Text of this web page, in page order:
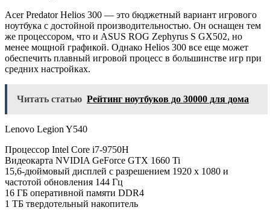
Acer Predator Helios 300 — это бюджетный вариант игрового
ноутбука с достойной производительностью. Он оснащен тем
же процессором, что и ASUS ROG Zephyrus S GX502, но
менее мощной графикой. Однако Helios 300 все еще может
обеспечить плавный игровой процесс в большинстве игр при
средних настройках.
Читать статью Рейтинг ноутбуков до 30000 для дома
Lenovo Legion Y540
Процессор Intel Core i7-9750H
Видеокарта NVIDIA GeForce GTX 1660 Ti
15,6-дюймовый дисплей с разрешением 1920 x 1080 и
частотой обновления 144 Гц
16 ГБ оперативной памяти DDR4
1 ТБ твердотельный накопитель